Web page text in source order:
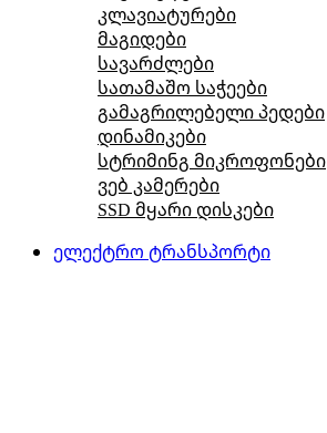
კლავიატურები
მაგიდები
სავარძლები
სათამაშო საჭეები
გამაგრილებელი პედები
დინამიკები
სტრიმინგ მიკროფონები
ვებ კამერები
SSD მყარი დისკები
ელექტრო ტრანსპორტი